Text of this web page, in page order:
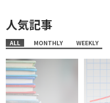
人気記事
ALL MONTHLY WEEKLY